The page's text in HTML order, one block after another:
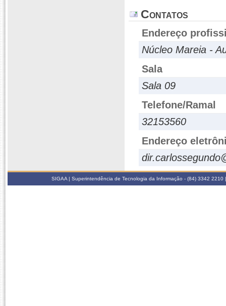
Contatos
Endereço
Núcleo Mareia -
Sala
Sala 09
Telefone/Ramal
32153560
Endereço
SIGAA | Superintendência de Tecnologia da Informação - (84) 3342